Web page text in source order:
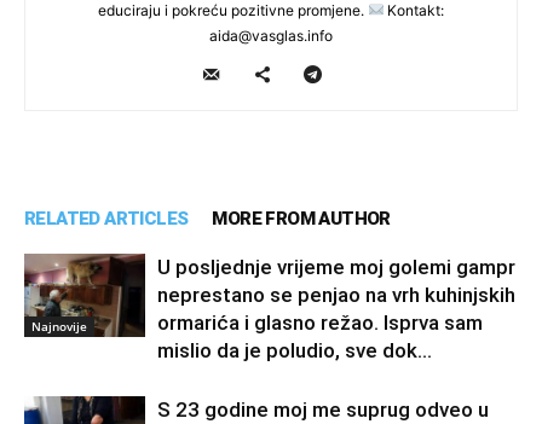
educiraju i pokreću pozitivne promjene.
Kontakt:
aida@vasglas.info
RELATED ARTICLES MORE FROM AUTHOR
Najnovije
U posljednje vrijeme moj golemi gampr
neprestano se penjao na vrh kuhinjskih
ormarića i glasno režao. Isprva sam
mislio da je poludio, sve dok...
S 23 godine moj me suprug odveo u